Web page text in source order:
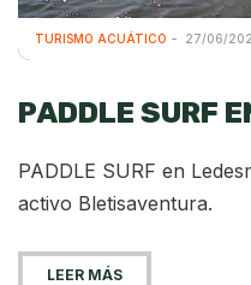
TURISMO ACUÁTICO 27/06/
PADDLE SURF
PADDLE SURF en
activo Bletisaventura.
LEER MÁS